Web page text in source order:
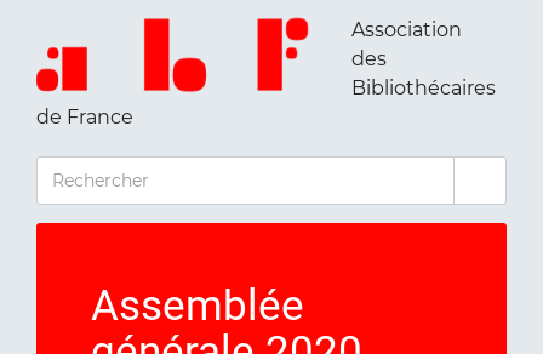
Association
des
Bibliothécaires
de France
RECHERCHER
Assemblée